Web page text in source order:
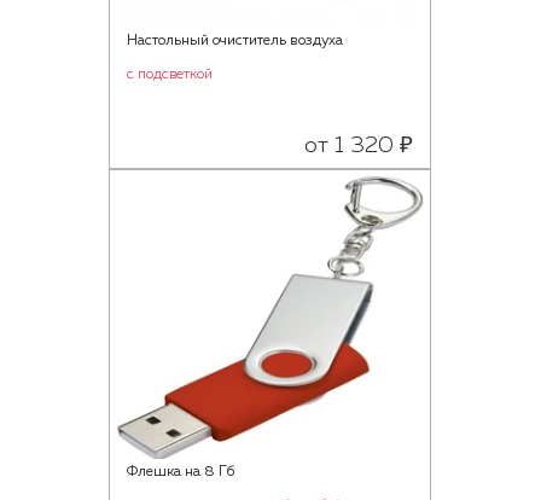
Настольный очиститель воздуха
с подсветкой
от 1 320 ₽
Флешка на 8 Гб